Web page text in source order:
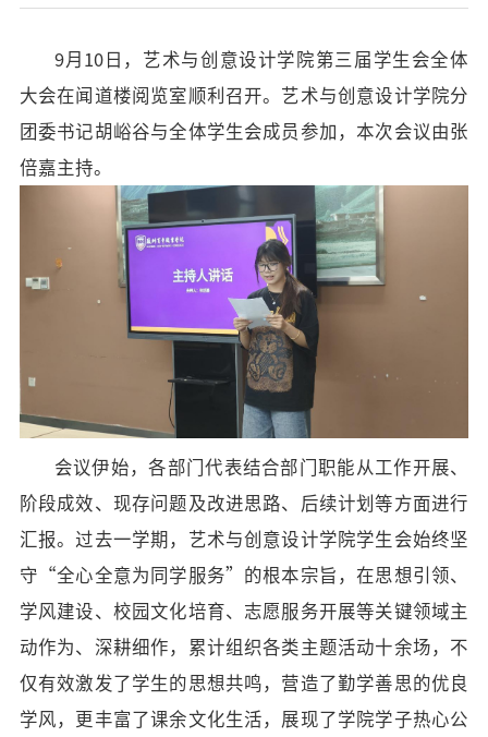
人才招聘
我的门户 En 旧版
9月10日，艺术与创意设计学院第三届学生会全体
大会在闻道楼阅览室顺利召开。艺术与创意设计学院分
团委书记胡峪谷与全体学生会成员参加，本次会议由张
倍嘉主持。
会议伊始，各部门代表结合部门 职能从工作开展、
阶段成效、现存问题及改进思路、后续计划等方面进行
汇报。过去一学期， 艺术与创意设计学院学生会始终坚
守 “全心全意为同学服务”的根本宗旨，在思想引领、
学风建设、校园文化培育、志愿服务开展等关键领域主
动作为、深耕细作，累计组织各类主题活动十余场，不
仅有效激发了学生的思想共鸣，营造了勤学善思的优良
学风，更丰富了课余文化生活，展现了学院学子热心公